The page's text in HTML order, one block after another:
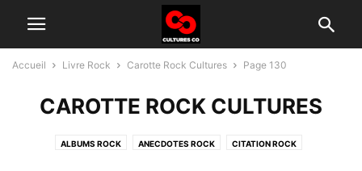
Accueil Livre Rock Carotte Rock Cultures Page 130
CAROTTE ROCK CULTURES
ALBUMS ROCK ANECDOTES ROCK CITATION ROCK